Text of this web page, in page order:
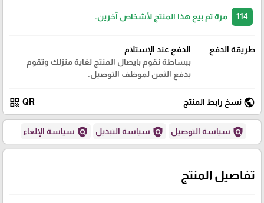
مرة تم بيع هذا المنتج لأشخاص آخرين.
طريقة الدفع
الدفع عند الإستلام
ببساطة نقوم بايصال المنتج لغاية منزلك وتقوم
بدفع الثمن لموظف التوصيل.
public نسخ رابط المنتج QR
qr_code
policy سياسة التوصيل policy سياسة التبديل policy سياسة الإلغاء
تفاصيل المنتج